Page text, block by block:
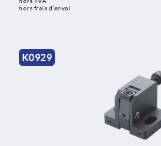
hors frais d’envoi
K0929